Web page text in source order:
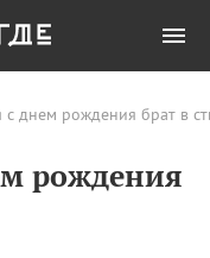
с днем рождения брат в
рождения
Все
«Счастье
(Happiness